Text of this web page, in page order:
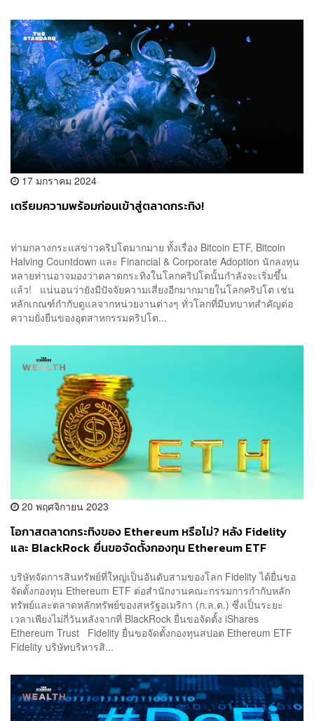
17 มกราคม 2024
เตรียมความพร้อมก่อนเข้าสู่ตลาดกระทิง!
ท่ามกลางกระแสข่าวคริปโตมากมาย ทั้งเรื่อง Bitcoin ETF, Bitcoin
Halving Countdown และ Financial & Corporate Adoption นักลงทุน
หลายท่านอาจมองว่าตลาดกระทิงในโลกคริปโตนั้นกำลังจะเริ่มขึ้น
แล้ว! แน่นอนว่ายังมีปัจจัยความเสี่ยงอีกมากมายในโลกคริปโต เช่น
หลักเกณฑ์กำกับดูแลจากหน่วยงานต่างๆ ทั่วโลกที่มีบทบาทสำคัญต่อ
ความยั่งยืนของอุตสาหกรรมคริปโต...
20 พฤศจิกายน 2023
โอกาสตลาดกระทิงของ Ethereum หรือไม่? หลัง Fidelity
และ BlackRock ยื่นขอจัดตั้งกองทุน Ethereum ETF
บริษัทจัดการสินทรัพย์ที่ใหญ่เป็นอันดับสามของโลก Fidelity ได้ยื่นขอ
จัดตั้งกองทุน Ethereum ETF ต่อสำนักงานคณะกรรมการกำกับหลัก
ทรัพย์และตลาดหลักทรัพย์ของสหรัฐอเมริกา (ก.ล.ต.) ซึ่งเป็นระยะ
เวลาเพียงไม่กี่วันหลังจากที่ BlackRock ยื่นขอจัดตั้ง iShares
Ethereum Trust Fidelity ยื่นขอจัดตั้งกองทุนสปอต Ethereum ETF
Fidelity บริษัทบริหารสิ...